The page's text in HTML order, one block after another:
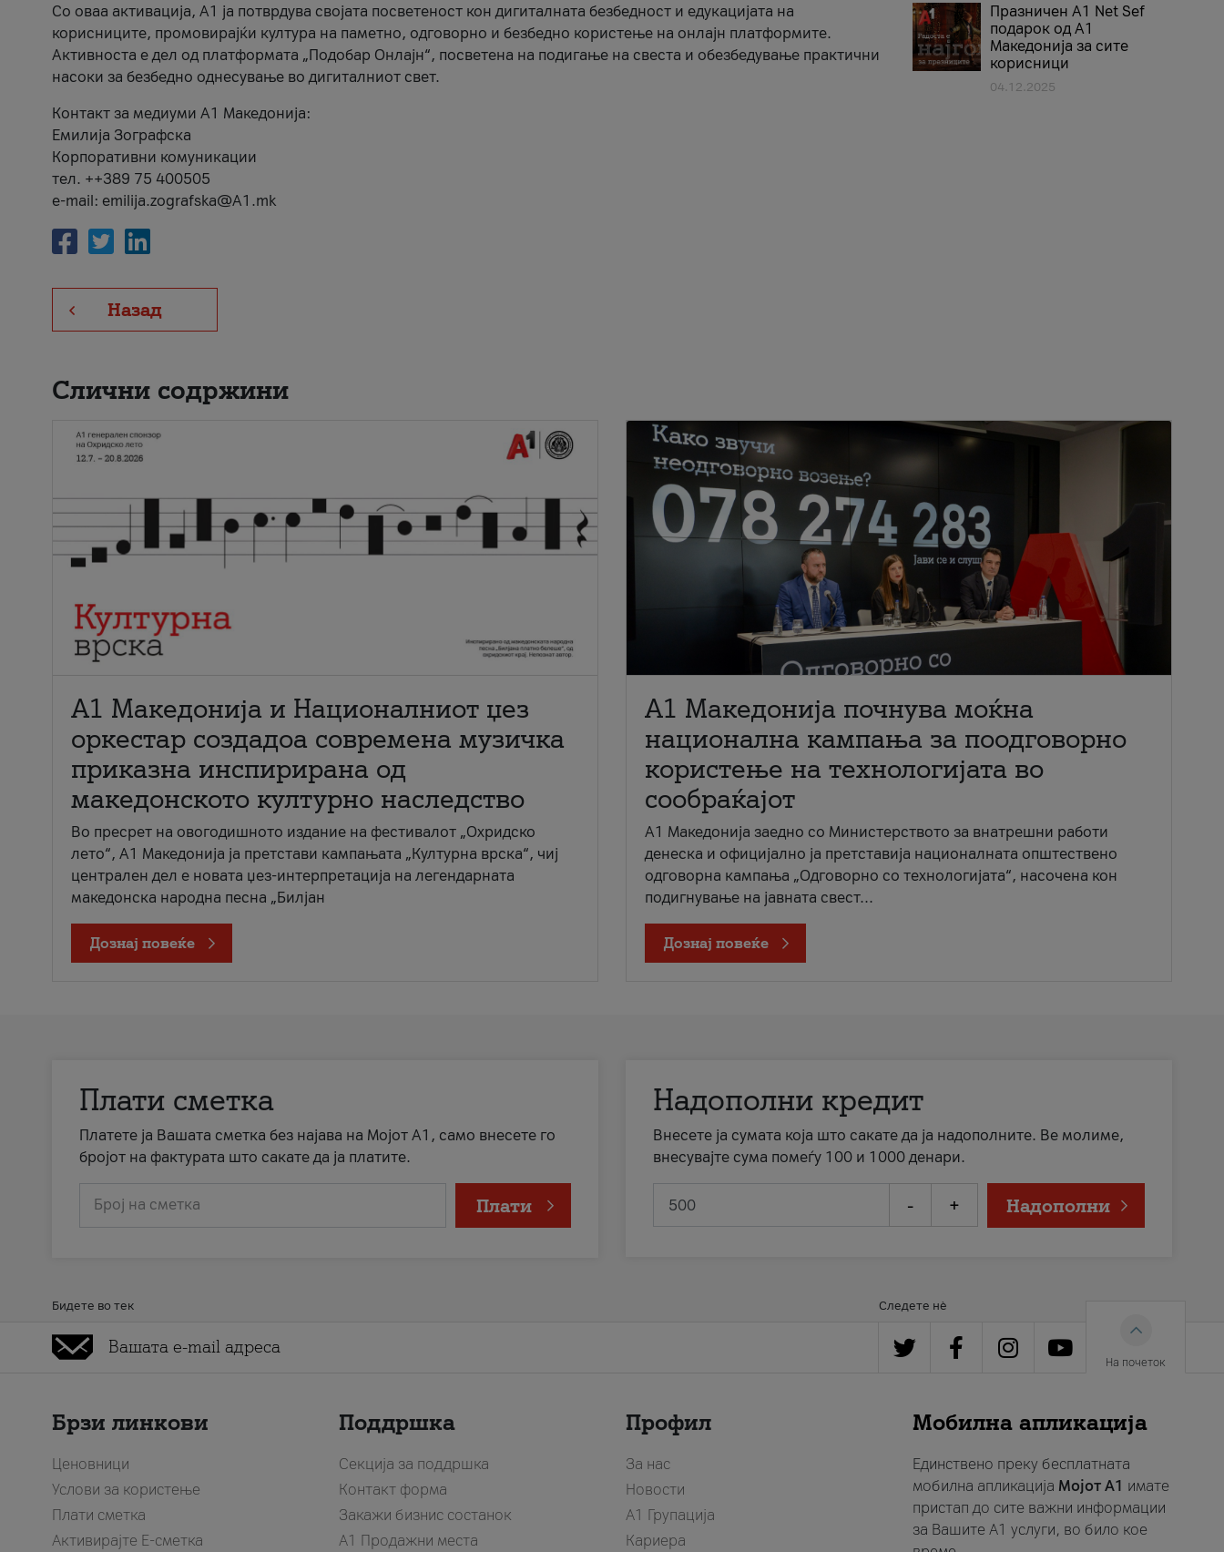
Со оваа активација, А1 ја потврдува својата посветеност кон дигиталната безбедност и едукацијата на
корисниците, промовирајќи култура на паметно, одговорно и безбедно користење на онлајн платформите.
Активноста е дел од платформата „Подобар Онлајн“, посветена на подигање на свеста и обезбедување практични
насоки за безбедно однесување во дигиталниот свет.
Контакт за медиуми А1 Македонија:
Емилија Зографска
Корпоративни комуникации
тел. ++389 75 400505
e-mail: emilija.zografska@A1.mk
Назад
Празничен A1 Net Sеf
подарок од А1
Македонија за сите
корисници
04.12.2025
Слични содржини
А1 Македонија и Националниот џез
оркестар создадоа современа музичка
приказна инспирирана од
македонското културно наследство
Во пресрет на овогодишното издание на фестивалот „Охридско
лето“, А1 Македонија ја претстави кампањата „Културна врска“, чиј
централен дел е новата џез-интерпретација на легендарната
македонска народна песна „Билјан
Дознај повеќе
A1 Македонија почнува моќна
национална кампања за поодговорно
користење на технологијата во
сообраќајот
A1 Македонија заедно со Министерството за внатрешни работи
денеска и официјално ја претставија националната општествено
одговорна кампања „Одговорно со технологијата“, насочена кон
подигнување на јавната свест...
Дознај повеќе
Плати сметка
Платете ја Вашата сметка без најава на Мојот А1, само внесете го
бројот на фактурата што сакате да ја платите.
Број на сметка Плати
Надополни кредит
Внесете ја сумата која што сакате да ја надополните. Ве молиме,
внесувајте сума помеѓу 100 и 1000 денари.
- + Надополни
Бидете во тек Следете нè
На почеток
Брзи линкови
Ценовници
Услови за користење
Плати сметка
Активирајте Е-сметка
Поддршка
Секција за поддршка
Контакт форма
Закажи бизнис состанок
A1 Продажни места
Профил
За нас
Новости
А1 Групација
Кариера
Мобилна апликација
Единствено преку бесплатната
мобилна апликација Мојот A1 имате
пристап до сите важни информации
за Вашите A1 услуги, во било кое